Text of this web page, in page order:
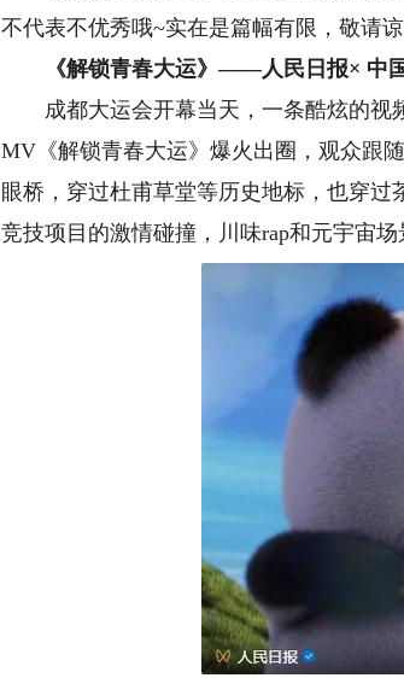
不代表不优秀哦~实在是篇幅有限，敬请谅
《解锁青春大运》——人民日报× 中
成都大运会开幕当天，一条酷炫的视
MV《解锁青春大运》爆火出圈，观众跟
眼桥，穿过杜甫草堂等历史地标，也穿
竞技项目的激情碰撞，川味rap和元宇宙